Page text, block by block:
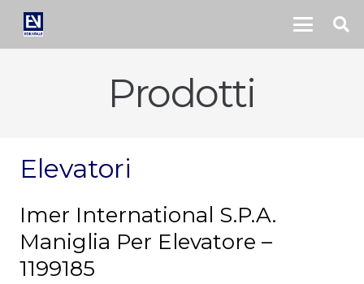
Prodotti
Elevatori
Imer International S.P.A.
Maniglia Per Elevatore –
1199185